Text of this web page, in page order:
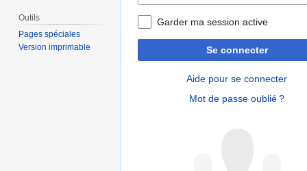
Garder ma session active
Se connecter
Aide pour se connecter
Mot de passe oublié ?
Outils
Pages spéciales
Version imprimable